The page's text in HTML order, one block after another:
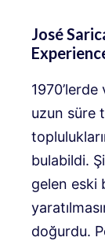
José
1970’lerde
uzun süre
bulabildi.
gelen eski
doğurdu.